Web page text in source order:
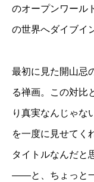
のオープンワール
の世界へダイブイ
最初に見た開山忌
る禅画。この対比
り真実なんじゃな
を一度に見せてく
タイトルなんだと
——と、ちょっと